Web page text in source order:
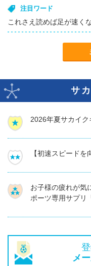
注目ワード
これさえ読めば足が速く
サ
2026年夏サカイク
【初速スピード
お子様の疲れが気
ポーツ専用サプリ
メ